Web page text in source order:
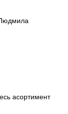
асортимент